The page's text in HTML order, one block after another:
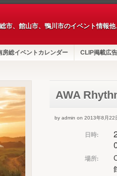
市、館山市、鴨川市のイベント情報
房総イベントカレンダー CLIP掲載広告
AWA
by admin on 2013年8月22
日時:
場所: